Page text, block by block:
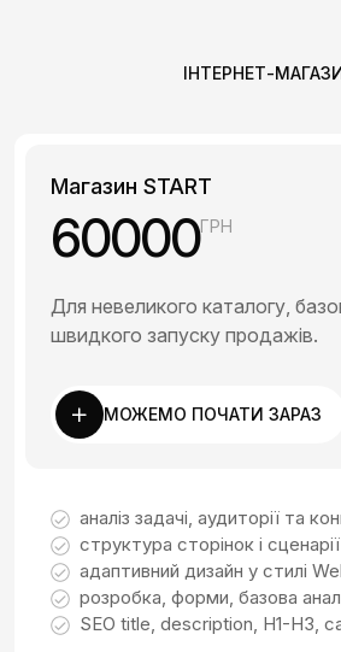
ІНТЕРНЕТ-
Магазин START
60000ГРН
Для невеликого каталогу,
швидкого запуску продажів.
МОЖЕМО ПОЧАТИ ЗАРАЗ
аналіз задачі, аудиторії та
структура сторінок і
адаптивний дизайн у стилі
розробка, форми, базова
SEO title, description, H1-H3,